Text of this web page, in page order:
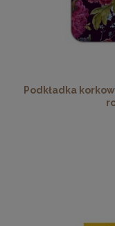
Podkładka